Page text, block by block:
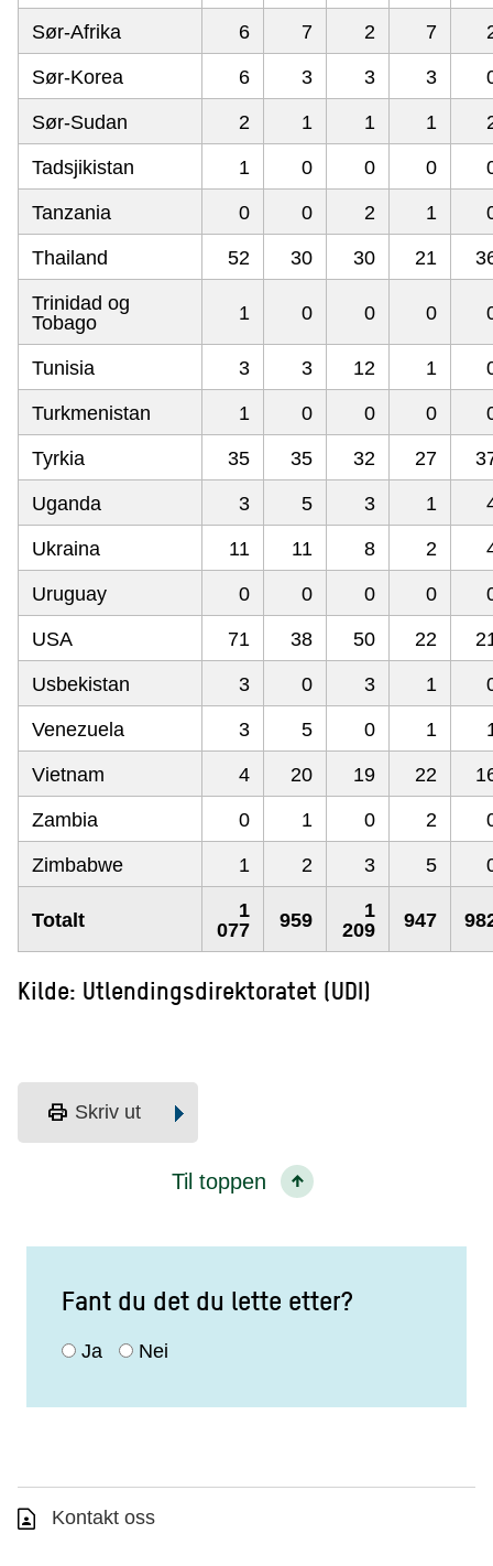
Sør-Afrika 6 7 2 7
Sør-Korea 6 3 3 3
Sør-Sudan 2 1 1 1
Tadsjikistan 1 0 0 0
Tanzania 0 0 2 1
Thailand 52 30 30 21
Trinidad og
Tobago
1 0 0 0
Tunisia 3 3 12 1
Turkmenistan 1 0 0 0
Tyrkia 35 35 32 27
Uganda 3 5 3 1
Ukraina 11 11 8 2
Uruguay 0 0 0 0
USA 71 38 50 22
Usbekistan 3 0 3 1
Venezuela 3 5 0 1
Vietnam 4 20 19 22
Zambia 0 1 0 2
Zimbabwe 1 2 3 5
Totalt
1
077
959
1
209
947
Kilde: Utlendingsdirektoratet (UDI)
print Skriv ut
Til toppen
Fant du det du lette etter?
Ja Nei
Kontakt oss